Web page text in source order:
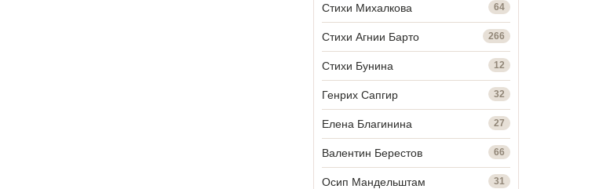
Стихи Михалкова 64
Стихи Агнии Барто 266
Стихи Бунина 12
Генрих Сапгир 32
Елена Благинина 27
Валентин Берестов 66
Осип Мандельштам 31